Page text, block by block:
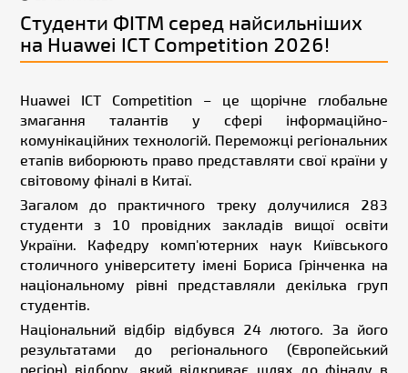
Студенти ФІТМ серед найсильніших
на Huawei ICT Competition 2026!
Huawei ICT Competition – це щорічне глобальне
змагання талантів у сфері інформаційно-
комунікаційних технологій. Переможці регіональних
етапів виборюють право представляти свої країни у
світовому фіналі в Китаї.
Загалом до практичного треку долучилися 283
студенти з 10 провідних закладів вищої освіти
України. Кафедру комп'ютерних наук Київського
столичного університету імені Бориса Грінченка на
національному рівні представляли декілька груп
студентів.
Національний відбір відбувся 24 лютого. За його
результатами до регіонального (Європейський
регіон) відбору, який відкриває шлях до фіналу в